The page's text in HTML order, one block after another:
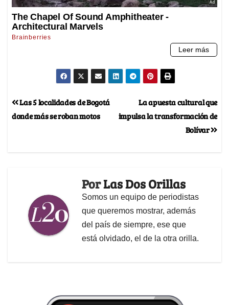
La apuesta cultural que
impulsa la transformación de
Bolívar
Las 5 localidades de Bogotá
donde más se roban motos
PorLas Dos Orillas
Somos un equipo de periodistas
que queremos mostrar, además
del país de siempre, ese que
está olvidado, el de la otra orilla.